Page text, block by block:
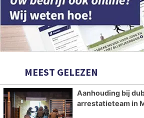
MEEST GELEZEN
Aanhouding bij
arrestatieteam in